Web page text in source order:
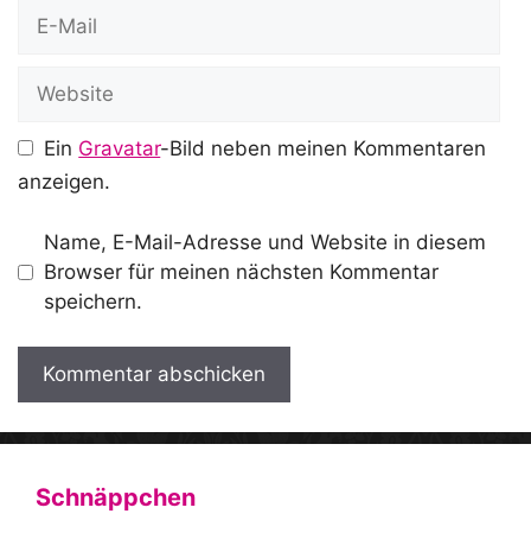
Website
Ein Gravatar-Bild neben meinen Kommentaren
anzeigen.
Name, E-Mail-Adresse und Website in diesem
Browser für meinen nächsten Kommentar
speichern.
A
Schnäppchen